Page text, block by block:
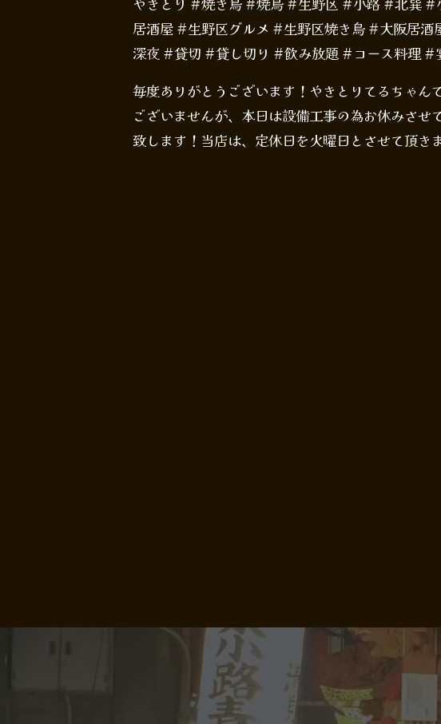
居酒屋 #生野区グルメ #生野区焼き鳥 #大阪居
深夜 #貸切 #貸し切り #飲み放題 #コース料理 #
毎度ありがとうございます！やきとりてるちゃ
ございませんが、本日は設備工事の為お休みさ
致します！当店は、定休日を火曜日とさせて頂